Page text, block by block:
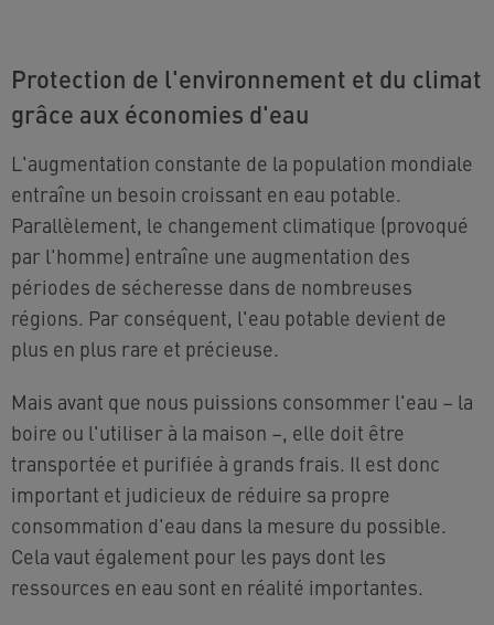
Protection de l'environnement et du climat
grâce aux économies d'eau
L'augmentation constante de la population mondiale
entraîne un besoin croissant en eau potable.
Parallèlement, le changement climatique (provoqué
par l'homme) entraîne une augmentation des
périodes de sécheresse dans de nombreuses
régions. Par conséquent, l'eau potable devient de
plus en plus rare et précieuse.
Mais avant que nous puissions consommer l'eau – la
boire ou l'utiliser à la maison –, elle doit être
transportée et purifiée à grands frais. Il est donc
important et judicieux de réduire sa propre
consommation d'eau dans la mesure du possible.
Cela vaut également pour les pays dont les
ressources en eau sont en réalité importantes.